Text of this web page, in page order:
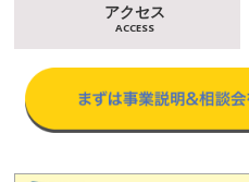
アクセス
ACCESS